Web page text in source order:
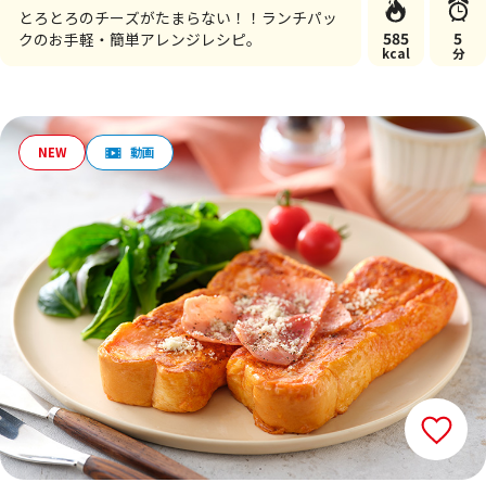
とろとろのチーズがたまらない！！ランチパッ
クのお手軽・簡単アレンジレシピ。
585
kcal
5
分